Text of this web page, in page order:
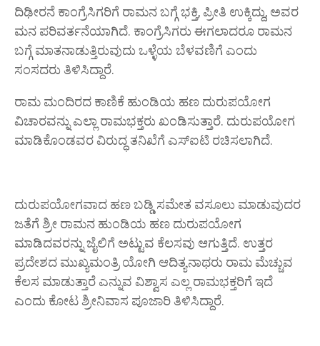
ದಿಢೀರನೆ ಕಾಂಗ್ರೆಸಿಗರಿಗೆ ರಾಮನ ಬಗ್ಗೆ ಭಕ್ತಿ, ಪ್ರೀತಿ ಉಕ್ಕಿದ್ದು, ಅವರ
ಮನ ಪರಿವರ್ತನೆಯಾಗಿದೆ. ಕಾಂಗ್ರೆಸಿಗರು ಈಗಲಾದರೂ ರಾಮನ
ಬಗ್ಗೆ ಮಾತನಾಡುತ್ತಿರುವುದು ಒಳ್ಳೆಯ ಬೆಳವಣಿಗೆ ಎಂದು
ಸಂಸದರು ತಿಳಿಸಿದ್ದಾರೆ.
ರಾಮ ಮಂದಿರದ ಕಾಣಿಕೆ ಹುಂಡಿಯ ಹಣ ದುರುಪಯೋಗ
ವಿಚಾರವನ್ನು ಎಲ್ಲಾ ರಾಮಭಕ್ತರು ಖಂಡಿಸುತ್ತಾರೆ. ದುರುಪಯೋಗ
ಮಾಡಿಕೊಂಡವರ ವಿರುದ್ಧ ತನಿಖೆಗೆ ಎಸ್ಐಟಿ ರಚಿಸಲಾಗಿದೆ.
ದುರುಪಯೋಗವಾದ ಹಣ ಬಡ್ಡಿ ಸಮೇತ ವಸೂಲು ಮಾಡುವುದರ
ಜತೆಗೆ ಶ್ರೀ ರಾಮನ ಹುಂಡಿಯ ಹಣ ದುರುಪಯೋಗ
ಮಾಡಿದವರನ್ನು ಜೈಲಿಗೆ ಅಟ್ಟುವ ಕೆಲಸವು ಆಗುತ್ತಿದೆ. ಉತ್ತರ
ಪ್ರದೇಶದ ಮುಖ್ಯಮಂತ್ರಿ ಯೋಗಿ ಆದಿತ್ಯನಾಥರು ರಾಮ ಮೆಚ್ಚುವ
ಕೆಲಸ ಮಾಡುತ್ತಾರೆ ಎನ್ನುವ ವಿಶ್ವಾಸ ಎಲ್ಲ ರಾಮಭಕ್ತರಿಗೆ ಇದೆ
ಎಂದು ಕೋಟ ಶ್ರೀನಿವಾಸ ಪೂಜಾರಿ ತಿಳಿಸಿದ್ದಾರೆ.